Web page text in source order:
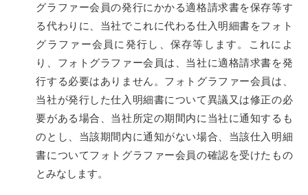
グラファー会員の発行にかかる適格請求書を保存等す
る代わりに、当社でこれに代わる仕入明細書をフォト
グラファー会員に発行し、保存等します。これによ
り、フォトグラファー会員は、当社に適格請求書を発
行する必要はありません。フォトグラファー会員は、
当社が発行した仕入明細書について異議又は修正の必
要がある場合、当社所定の期間内に当社に通知するも
のとし、当該期間内に通知がない場合、当該仕入明細
書についてフォトグラファー会員の確認を受けたもの
とみなします。